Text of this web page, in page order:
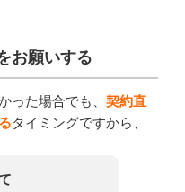
お願いする
った場合でも、 契約直
タイミングですから、